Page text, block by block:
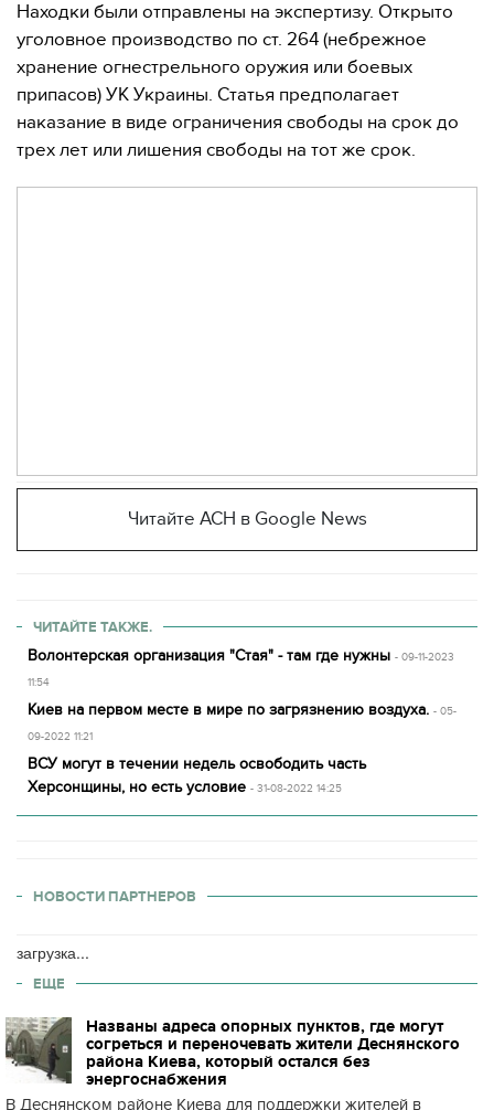
Находки были отправлены на экспертизу. Открыто
уголовное производство по ст. 264 (небрежное
хранение огнестрельного оружия или боевых
припасов) УК Украины. Статья предполагает
наказание в виде ограничения свободы на срок до
трех лет или лишения свободы на тот же срок.
Читайте АСН в Google News
ЧИТАЙТЕ ТАКЖЕ.
Волонтерская организация "Стая" - там где нужны - 09-11-2023
11:54
Киев на первом месте в мире по загрязнению воздуха. - 05-
09-2022 11:21
ВСУ могут в течении недель освободить часть
Херсонщины, но есть условие - 31-08-2022 14:25
НОВОСТИ ПАРТНЕРОВ
загрузка...
ЕЩЕ
Названы адреса опорных пунктов, где могут
согреться и переночевать жители Деснянского
района Киева, который остался без
энергоснабжения
В Деснянском районе Киева для поддержки жителей в